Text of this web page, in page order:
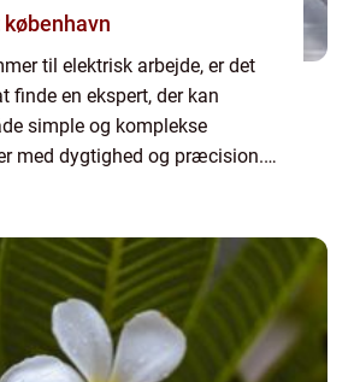
til elektrisk arbejde, er det
finde en ekspert, der kan
simple og komplekse
med dygtighed og præcision.